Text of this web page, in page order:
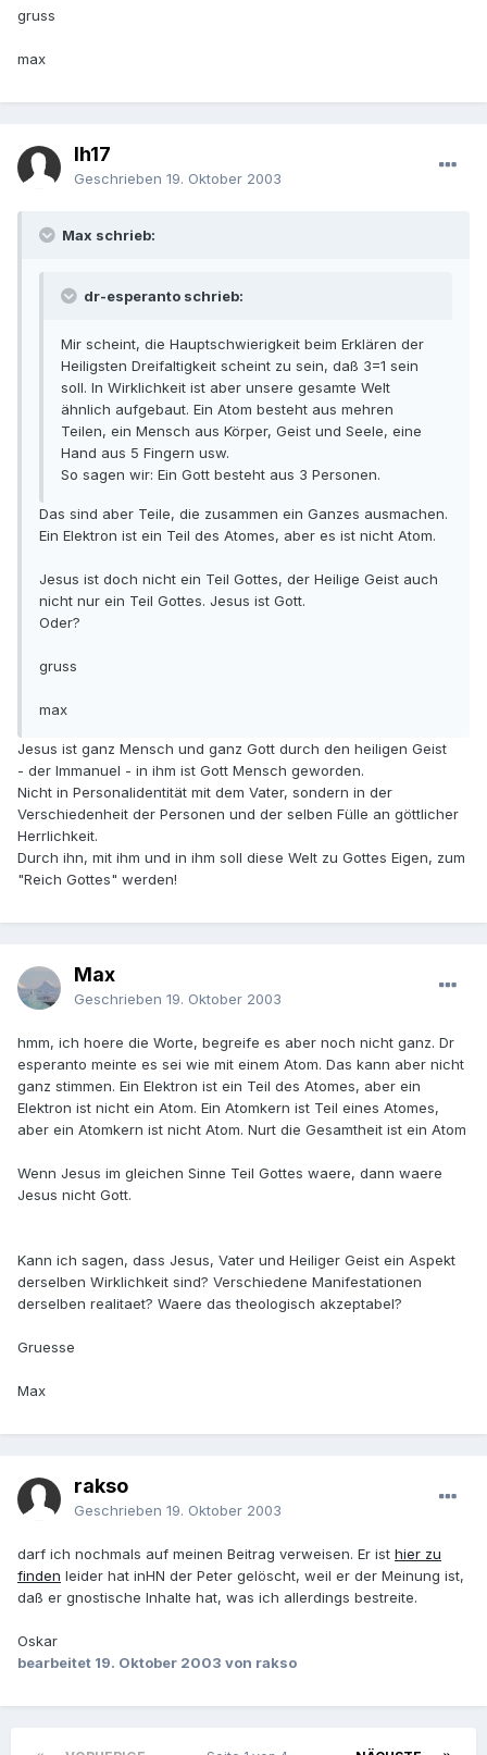
gruss
max
lh17
Geschrieben 19. Oktober 2003
Max schrieb:
dr-esperanto schrieb:
Mir scheint, die Hauptschwierigkeit beim Erklären der
Heiligsten Dreifaltigkeit scheint zu sein, daß 3=1 sein
soll. In Wirklichkeit ist aber unsere gesamte Welt
ähnlich aufgebaut. Ein Atom besteht aus mehren
Teilen, ein Mensch aus Körper, Geist und Seele, eine
Hand aus 5 Fingern usw.
So sagen wir: Ein Gott besteht aus 3 Personen.
Das sind aber Teile, die zusammen ein Ganzes ausmachen.
Ein Elektron ist ein Teil des Atomes, aber es ist nicht Atom.
Jesus ist doch nicht ein Teil Gottes, der Heilige Geist auch
nicht nur ein Teil Gottes. Jesus ist Gott.
Oder?
gruss
max
Jesus ist ganz Mensch und ganz Gott durch den heiligen Geist
- der Immanuel - in ihm ist Gott Mensch geworden.
Nicht in Personalidentität mit dem Vater, sondern in der
Verschiedenheit der Personen und der selben Fülle an göttlicher
Herrlichkeit.
Durch ihn, mit ihm und in ihm soll diese Welt zu Gottes Eigen, zum
"Reich Gottes" werden!
Max
Geschrieben 19. Oktober 2003
hmm, ich hoere die Worte, begreife es aber noch nicht ganz. Dr
esperanto meinte es sei wie mit einem Atom. Das kann aber nicht
ganz stimmen. Ein Elektron ist ein Teil des Atomes, aber ein
Elektron ist nicht ein Atom. Ein Atomkern ist Teil eines Atomes,
aber ein Atomkern ist nicht Atom. Nurt die Gesamtheit ist ein Atom
Wenn Jesus im gleichen Sinne Teil Gottes waere, dann waere
Jesus nicht Gott.
Kann ich sagen, dass Jesus, Vater und Heiliger Geist ein Aspekt
derselben Wirklichkeit sind? Verschiedene Manifestationen
derselben realitaet? Waere das theologisch akzeptabel?
Gruesse
Max
rakso
Geschrieben 19. Oktober 2003
darf ich nochmals auf meinen Beitrag verweisen. Er ist hier zu
finden leider hat inHN der Peter gelöscht, weil er der Meinung ist,
daß er gnostische Inhalte hat, was ich allerdings bestreite.
Oskar
bearbeitet 19. Oktober 2003 von rakso